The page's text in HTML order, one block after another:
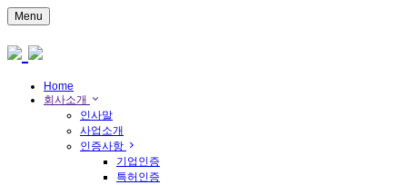
Menu
Home
회사소개
인사말
사업소개
인증사항
기업인증
특허인증